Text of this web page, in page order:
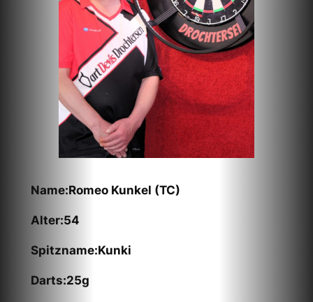
Name:Romeo Kunkel (TC)
Alter:54
Spitzname:Kunki
Darts:25g